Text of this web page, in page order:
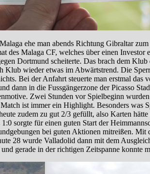
ehe man abends Richtung Gibraltar
des Malaga CF, welches über einen
Dortmund scheiterte. Das brach dem
wieder etwas im Abwärtstrend. Die
Bei der Anfahrt steuerte man erstmal das
dann in die Fussgängerzone der Picasso
Zwei Stunden vor Spielbeginn
ist immer ein Highlight. Besonders
zudem zu gut 2/3 gefüllt, also Karten
sorgte für einen guten Start der
bei guten Aktionen mitreißen.
28 wurde Valladolid dann mit dem
gerade in der richtigen Zeitspanne konnte